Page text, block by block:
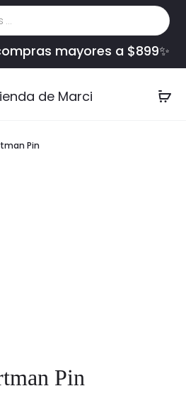
mayores a $899✨
Pin
Pin